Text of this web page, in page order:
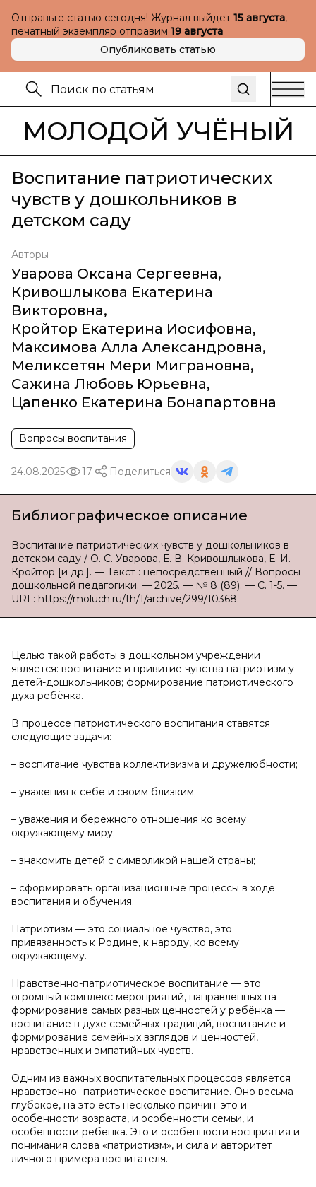
Отправьте статью сегодня! Журнал выйдет 15 августа,
печатный экземпляр отправим 19 августа
Опубликовать статью
МОЛОДОЙ УЧЁНЫЙ
Воспитание патриотических
чувств у дошкольников в
детском саду
Авторы
Уварова Оксана Сергеевна,
Кривошлыкова Екатерина
Викторовна,
Кройтор Екатерина Иосифовна,
Максимова Алла Александровна,
Меликсетян Мери Миграновна,
Сажина Любовь Юрьевна,
Цапенко Екатерина Бонапартовна
Вопросы воспитания
24.08.2025 17 Поделиться
Библиографическое описание
Воспитание патриотических чувств у дошкольников в
детском саду / О. С. Уварова, Е. В. Кривошлыкова, Е. И.
Кройтор [и др.]. — Текст : непосредственный // Вопросы
дошкольной педагогики. — 2025. — № 8 (89). — С. 1-5. —
URL: https://moluch.ru/th/1/archive/299/10368.
Целью такой работы в дошкольном учреждении
является: воспитание и привитие чувства патриотизм у
детей-дошкольников; формирование патриотического
духа ребёнка.
В процессе патриотического воспитания ставятся
следующие задачи:
– воспитание чувства коллективизма и дружелюбности;
– уважения к себе и своим близким;
– уважения и бережного отношения ко всему
окружающему миру;
– знакомить детей с символикой нашей страны;
– сформировать организационные процессы в ходе
воспитания и обучения.
Патриотизм — это социальное чувство, это
привязанность к Родине, к народу, ко всему
окружающему.
Нравственно-патриотическое воспитание — это
огромный комплекс мероприятий, направленных на
формирование самых разных ценностей у ребёнка —
воспитание в духе семейных традиций, воспитание и
формирование семейных взглядов и ценностей,
нравственных и эмпатийных чувств.
Одним из важных воспитательных процессов является
нравственно- патриотическое воспитание. Оно весьма
глубокое, на это есть несколько причин: это и
особенности возраста, и особенности семьи, и
особенности ребёнка. Это и особенности восприятия и
понимания слова «патриотизм», и сила и авторитет
личного примера воспитателя.